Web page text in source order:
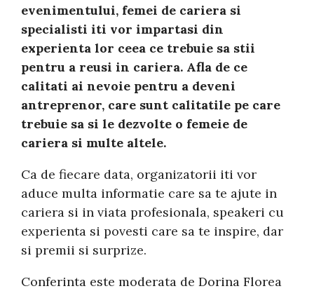
evenimentului, femei de cariera si
specialisti iti vor impartasi din
experienta lor ceea ce trebuie sa stii
pentru a reusi in cariera. Afla de ce
calitati ai nevoie pentru a deveni
antreprenor, care sunt calitatile pe care
trebuie sa si le dezvolte o femeie de
cariera si multe altele.
Ca de fiecare data, organizatorii iti vor
aduce multa informatie care sa te ajute in
cariera si in viata profesionala, speakeri cu
experienta si povesti care sa te inspire, dar
si premii si surprize.
Conferinta este moderata de Dorina Florea